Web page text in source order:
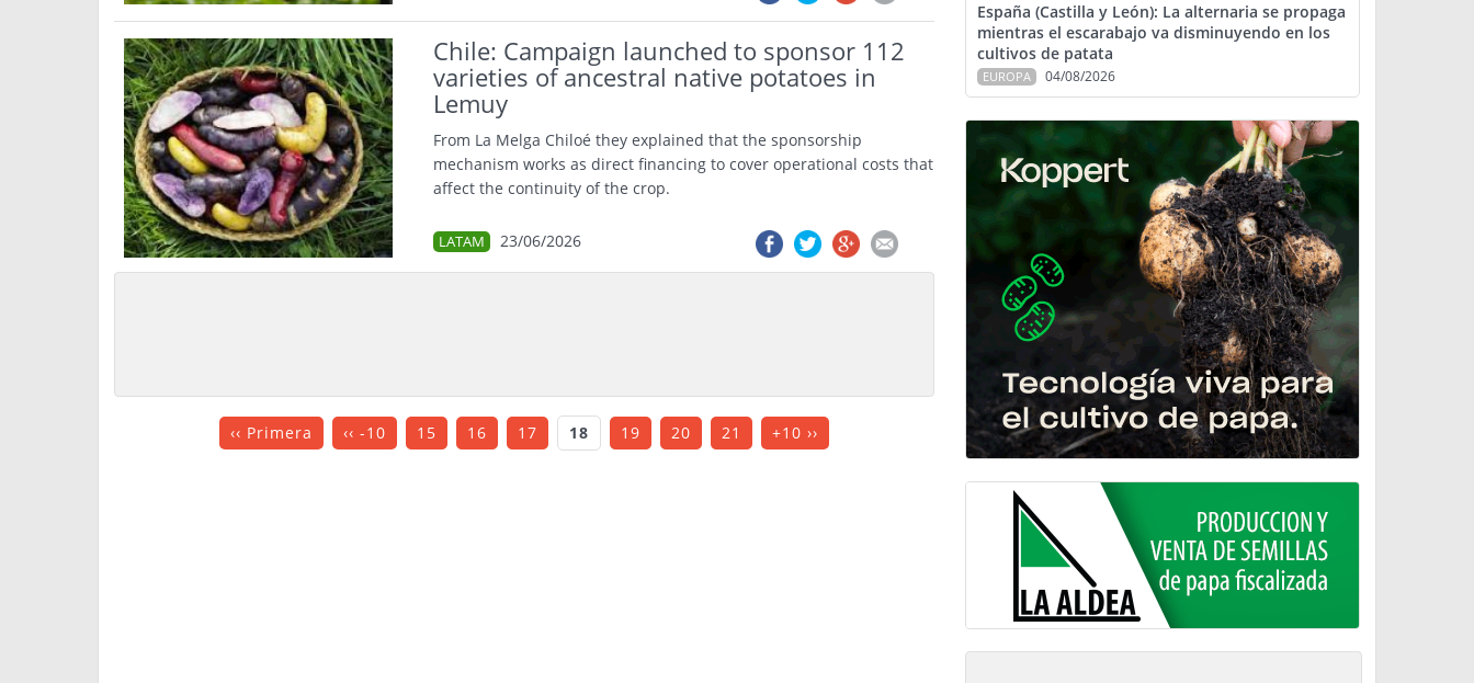
Chile: Campaign launched to sponsor 112
varieties of ancestral native potatoes in
Lemuy
From La Melga Chiloé they explained that the sponsorship
mechanism works as direct financing to cover operational costs that
affect the continuity of the crop.
LATAM 23/06/2026
‹‹ Primera ‹‹ -10 15 16 17 18 19 20 21 +10 ››
España (Castilla y León): La alternaria se propaga
mientras el escarabajo va disminuyendo en los
cultivos de patata
EUROPA 04/08/2026